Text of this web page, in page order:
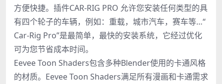
方便快捷。插件CAR-RIG PRO 允许您安装任何类型的具
有四个轮子的车辆，例如：重载，城市汽车，赛车等…“
Car-Rig Pro”是最简单，最快的安装系统，它经过优化
可为您节省成本时间。
Eevee Toon Shaders包含多种Blender使用的卡通风格
的材质。Eevee Toon Shaders满足所有漫画和卡通需求